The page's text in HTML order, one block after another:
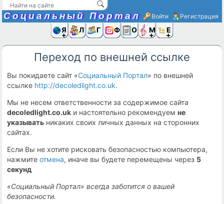
Социальный Портал Войти Регистрация
Я иЛюди
Группы
Фото Ещё
Переход по внешней ссылке
Вы покидаете сайт «Социальный Портал» по внешней
ссылке http://decoledlight.co.uk.
Мы не несем ответственности за содержимое сайта
decoledlight.co.uk и настоятельно рекомендуемне
указывать никаких своих личных данных на сторонних
сайтах.
Если Вы не хотите рисковать безопасностью компьютера,
нажмитеотмена, иначе вы будете перемещены через 5
секунд
«Социальный Портал» всегда заботится о вашей
безопасности.